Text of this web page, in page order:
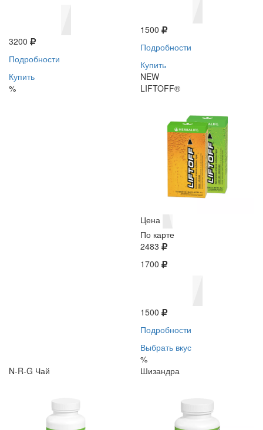
3200
Подробности
Купить
%
1500
Подробности
Купить
NEW
LIFTOFF®
Цена
По карте
2483
1700
1500
Подробности
Выбрать вкус
%
N-R-G Чай
Шизандра